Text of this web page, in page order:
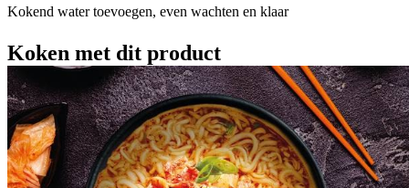
Kokend water toevoegen, even wachten en klaar
Koken met dit product